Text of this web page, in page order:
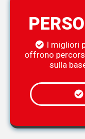
I migliori
offrono
sulla